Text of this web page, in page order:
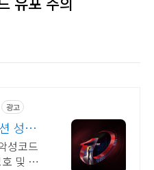
광고
성능
성코드
및 보